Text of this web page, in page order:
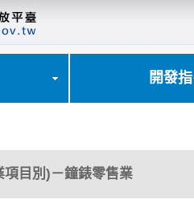
開發
目別)－鐘錶零售業